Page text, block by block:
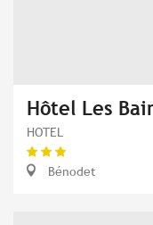
Hôtel Les
HOTEL
Bénodet